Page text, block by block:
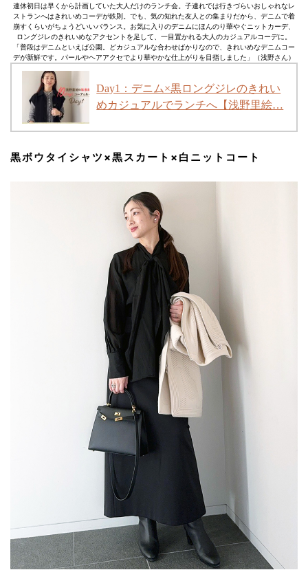
連休初日は早くから計画していた大人だけのランチ会。子連れでは行きづらいおしゃれなレ
ストランへはきれいめコーデが鉄則。でも、気の知れた友人との集まりだから、デニムで着
崩すくらいがちょうどいいバランス。お気に入りのデニムにほんのり華やぐニットカーデ、
ロングジレのきれいめなアクセントを足して、一目置かれる大人のカジュアルコーデに。
「普段はデニムといえば公園。どカジュアルな合わせばかりなので、きれいめなデニムコー
デが新鮮です。パールやヘアアクセでより華やかな仕上がりを目指しました」（浅野さん）
Day1：デニム×黒ロングジレのきれい
めカジュアルでランチへ【浅野里絵…
黒ボウタイシャツ×黒スカート×白ニットコート